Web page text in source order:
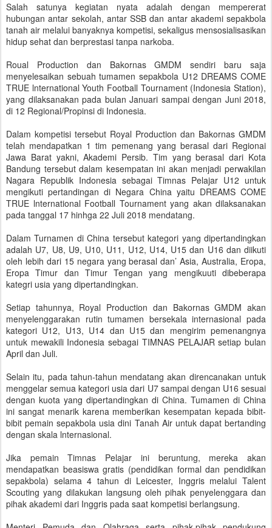
Salah satunya kegiatan nyata adalah dengan mempererat
hubungan antar sekolah, antar SSB dan antar akademi sepakbola
tanah air melalui banyaknya kompetisi, sekaligus mensosialisasikan
hidup sehat dan berprestasi tanpa narkoba.
Roual Production dan Bakornas GMDM sendiri baru saja
menyelesaikan sebuah tumamen sepakbola U12 DREAMS COME
TRUE lnternational Youth Football Tournament (Indonesia Station),
yang dilaksanakan pada bulan Januari sampai dengan Juni 2018,
di 12 Regional/Propinsi di Indonesia.
Dalam kompetisi tersebut Royal Production dan Bakornas GMDM
telah mendapatkan 1 tim pemenang yang berasal dari Regionai
Jawa Barat yakni, Akademi Persib. Tim yang berasal dari Kota
Bandung tersebut dalam kesempatan ini akan menjadi perwakilan
Nagara Republik Indonesia sebagai Timnas Pelajar U12 untuk
mengikuti pertandingan di Negara China yaitu DREAMS COME
TRUE lnternational Football Tournament yang akan dilaksanakan
pada tanggal 17 hinhga 22 Juli 2018 mendatang.
Dalam Turnamen di China tersebut kategori yang dipertandingkan
adalah U7, U8, U9, U10, U11, U12, U14, U15 dan U16 dan diikuti
oleh lebih dari 15 negara yang berasal dan’ Asia, Australia, Eropa,
Eropa Timur dan Timur Tengan yang mengikuuti dibeberapa
kategri usia yang dipertandingkan.
Setiap tahunnya, Royal Production dan Bakornas GMDM akan
menyelenggarakan rutin tumamen bersekala internasional pada
kategori U12, U13, U14 dan U15 dan mengirim pemenangnya
untuk mewakili Indonesia sebagai TIMNAS PELAJAR setiap bulan
April dan Juli.
Selain itu, pada tahun-tahun mendatang akan direncanakan untuk
menggelar semua kategori usia dari U7 sampai dengan U16 sesuai
dengan kuota yang dipertandingkan di China. Tumamen di China
ini sangat menarik karena memberikan kesempatan kepada bibit-
bibit pemain sepakbola usia dini Tanah Air untuk dapat bertanding
dengan skala lnternasional.
Jika pemain Timnas Pelajar ini beruntung, mereka akan
mendapatkan beasiswa gratis (pendidikan formal dan pendidikan
sepakbola) selama 4 tahun di Leicester, Inggris melalui Talent
Scouting yang dilakukan langsung oleh pihak penyelenggara dan
pihak akademi dari Inggris pada saat kompetisi berlangsung.